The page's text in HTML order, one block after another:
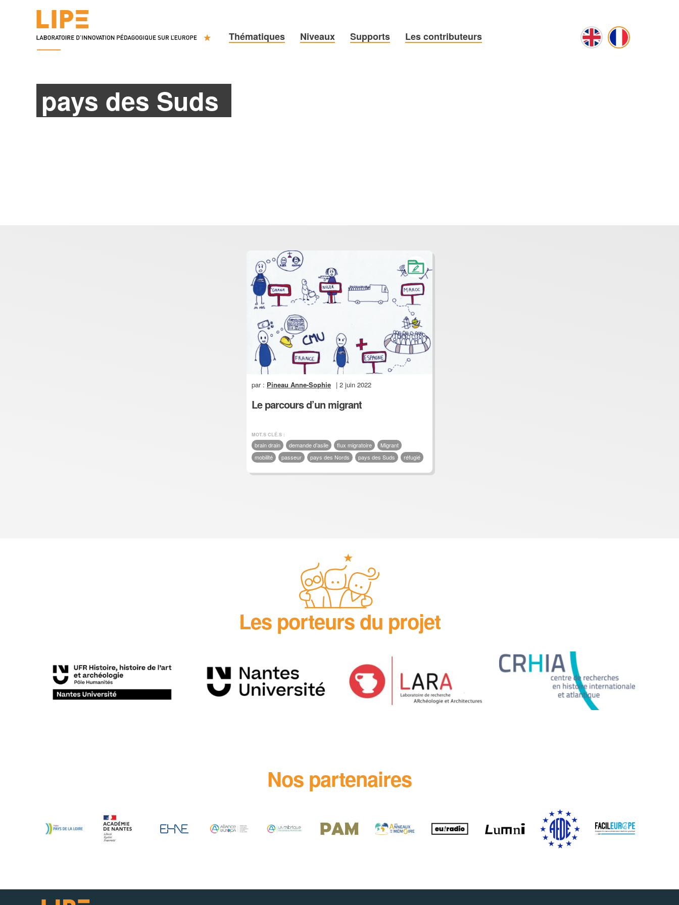
Thématiques Niveaux Supports Les contributeurs
pays des Suds
par : Pineau Anne-Sophie | 2 juin 2022
Le parcours d’un migrant
MOT.S CLÉ.S :
brain drain demande d’asile flux migratoire
Migrant
mobilité
passeur pays des Nords pays des Suds réfugié
Les porteurs du projet
Nos partenaires